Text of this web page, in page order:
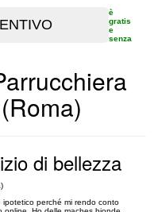
è
gratis
e
senza
di bellezza
perché mi rendo conto